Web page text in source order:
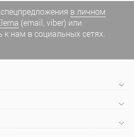
в личном
(email, viber) или
к нам в социальных сетях.